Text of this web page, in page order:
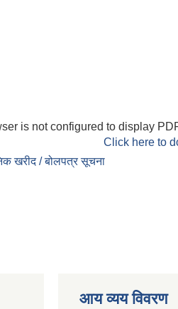
is not configured to display
Click here to
खरीद / बोलपत्र सूचना
आय व्यय विवरण